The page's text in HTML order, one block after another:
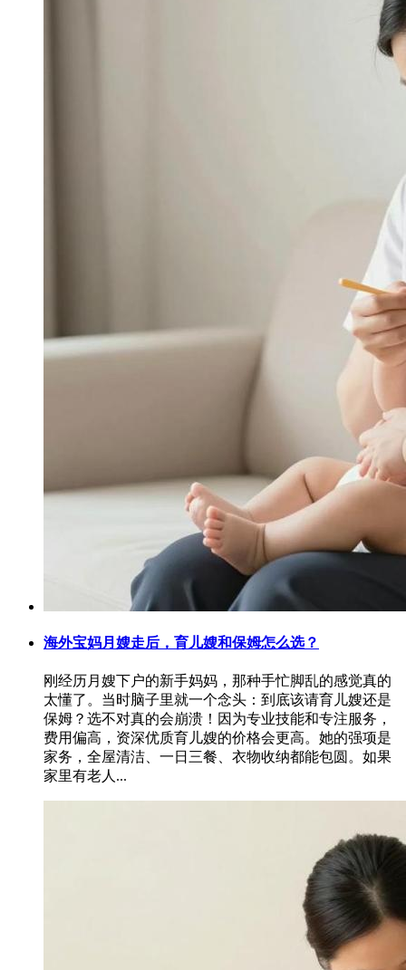
海外宝妈月嫂走后，育儿嫂和保姆怎么选？
刚经历月嫂下户的新手妈妈，那种手忙脚乱的感觉真的
太懂了。当时脑子里就一个念头：到底该请育儿嫂还是
保姆？选不对真的会崩溃！因为专业技能和专注服务，
费用偏高，资深优质育儿嫂的价格会更高。她的强项是
家务，全屋清洁、一日三餐、衣物收纳都能包圆。如果
家里有老人...